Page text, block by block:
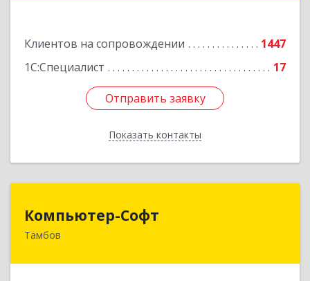
Клиентов на сопровождении
1447
1С:Специалист
17
Отправить заявку
Показать контакты
Отправить заявку
Назад
Компьютер-Софт
Тамбов
392000, Тамбовская обл, Тамбов г, Советская